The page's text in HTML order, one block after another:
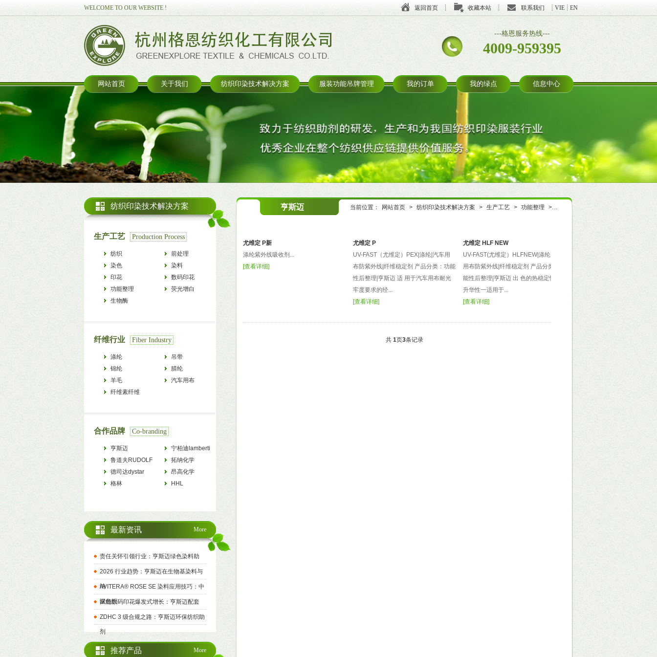
EN
VIE
联系我们
收藏本站
返回首页
WELCOME TO OUR WEBSITE !
---格恩服务热线---
4009-959395
网站首页 关于我们 纺织印染技术解决方案 服装功能吊牌管理 我的订单 我的绿点 信息中心
当前位置： 网站首页 > 纺织印染技术解决方案 > 生产工艺 > 功能整理 > 防紫外线
亨斯迈
尤维定 P新
涤纶紫外线吸收剂...
[查看详细]
尤维定 P
UV-FAST（尤维定）PEX|涤纶|汽车用
布防紫外线|纤维稳定剂 产品分类：功能
性后整理|亨斯迈 适 用于汽车用布耐光
牢度要求的经...
[查看详细]
尤维定 HLF NEW
UV-FAST(尤维定）HLFNEW|涤纶|汽车
用布防紫外线|纤维稳定剂 产品分类：功
能性后整理|亨斯迈 出 色的热稳定性和
升华性一适用于...
[查看详细]
共 1页3条记录
纺织印染技术解决方案
生产工艺 Production Process
纺织
前处理
染色
染料
印花
数码印花
功能整理
荧光增白
生物酶
纤维行业 Fiber Industry
涤纶
吊带
锦纶
腈纶
羊毛
汽车用布
纤维素纤维
合作品牌 Co-branding
亨斯迈
HUNTSMAN
宁柏迪lamberti
鲁道夫RUDOLF
拓纳化学
tanatexchemicals
德司达dystar
昂高化学
archroma
格林 HHL
More
最新资讯
责任关怀引领行业：亨斯迈绿色染料助
2026 行业趋势：亨斯迈在生物基染料与
纳
AVITERA® ROSE SE 染料应用技巧：中
深色织
赋能数码印花爆发式增长：亨斯迈配套
ZDHC 3 级合规之路：亨斯迈环保纺织助
剂
More
推荐产品